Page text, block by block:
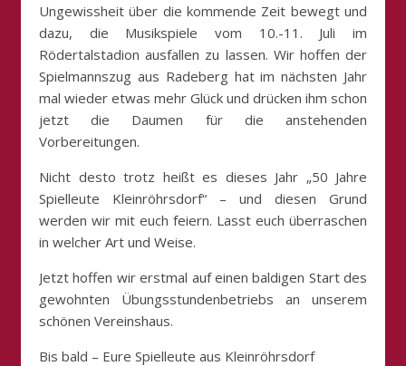
Ungewissheit über die kommende Zeit bewegt und
dazu, die Musikspiele vom 10.-11. Juli im
Rödertalstadion ausfallen zu lassen. Wir hoffen der
Spielmannszug aus Radeberg hat im nächsten Jahr
mal wieder etwas mehr Glück und drücken ihm schon
jetzt die Daumen für die anstehenden
Vorbereitungen.
Nicht desto trotz heißt es dieses Jahr „50 Jahre
Spielleute Kleinröhrsdorf“ – und diesen Grund
werden wir mit euch feiern. Lasst euch überraschen
in welcher Art und Weise.
Jetzt hoffen wir erstmal auf einen baldigen Start des
gewohnten Übungsstundenbetriebs an unserem
schönen Vereinshaus.
Bis bald – Eure Spielleute aus Kleinröhrsdorf